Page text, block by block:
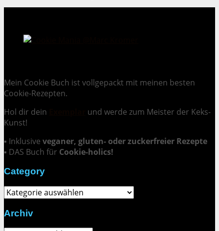
Mein Cookie Buch ist vollgepackt mit meinen besten
Cookie-Rezepten.
Hol dir dein
und werde zum Meister der Keks-
Kunst!
▪ Inklusive veganer, gluten- oder zuckerfreier Rezepte
▪ DAS Buch für Cookie-holics!
Category
Category
Archiv